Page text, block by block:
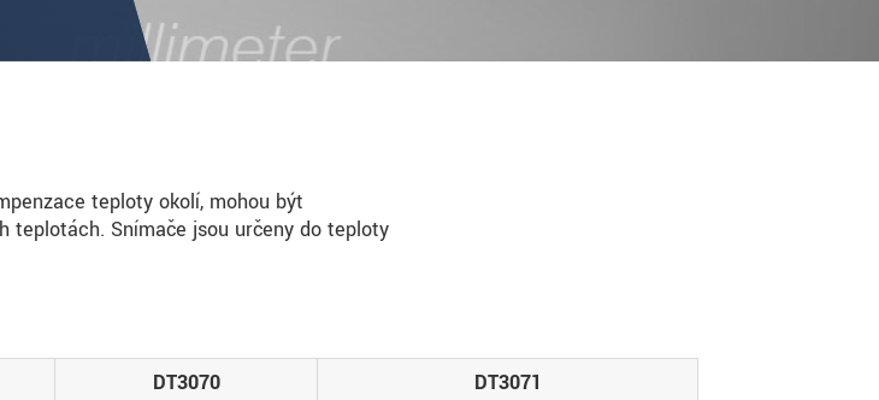
teploty okolí, mohou být
teplotách. Snímače jsou určeny do teploty
DT3070
DT3071